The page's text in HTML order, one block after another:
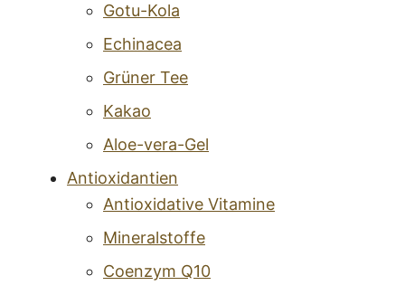
Gotu-Kola
Echinacea
Grüner Tee
Kakao
Aloe-vera-Gel
Antioxidantien
Antioxidative Vitamine
Mineralstoffe
Coenzym Q10